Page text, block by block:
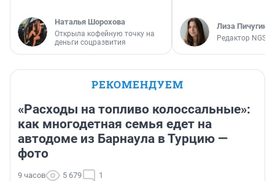
Наталья Шорохова
Открыла кофейную точку на
деньги соцразвития
Лиза Пичугина
Редактор
РЕКОМЕНДУЕМ
«Расходы на топливо колоссальные»:
как многодетная семья едет на
автодоме из Барнаула в Турцию —
фото
9 часов 5 679 1